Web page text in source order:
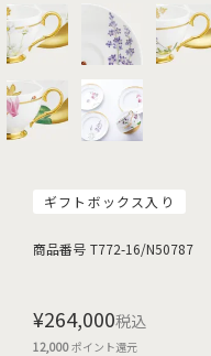
ギフトボックス入り
商品番号 T772-16/N50787
¥264,000税込
12,000ポイント還元